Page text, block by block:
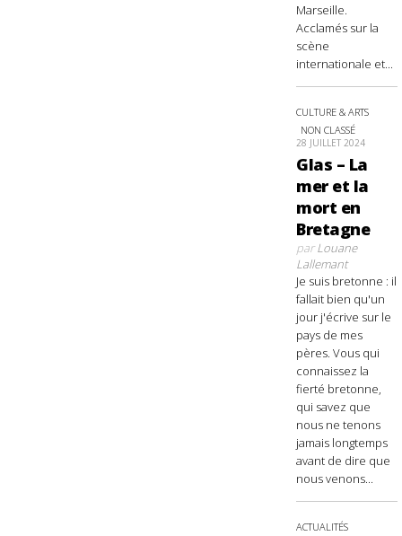
Marseille.
Acclamés sur la
scène
internationale et...
CULTURE & ARTS
NON CLASSÉ
28 JUILLET 2024
Glas – La
mer et la
mort en
Bretagne
parLouane
Lallemant
Je suis bretonne : il
fallait bien qu'un
jour j'écrive sur le
pays de mes
pères. Vous qui
connaissez la
fierté bretonne,
qui savez que
nous ne tenons
jamais longtemps
avant de dire que
nous venons...
ACTUALITÉS